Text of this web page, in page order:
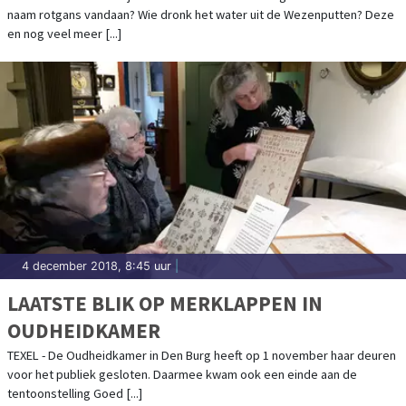
naam rotgans vandaan? Wie dronk het water uit de Wezenputten? Deze
en nog veel meer [...]
4 december 2018, 8:45 uur
LAATSTE BLIK OP MERKLAPPEN IN
OUDHEIDKAMER
TEXEL - De Oudheidkamer in Den Burg heeft op 1 november haar deuren
voor het publiek gesloten. Daarmee kwam ook een einde aan de
tentoonstelling Goed [...]